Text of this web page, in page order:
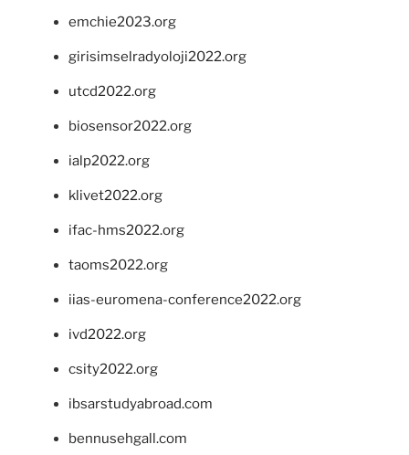
emchie2023.org
girisimselradyoloji2022.org
utcd2022.org
biosensor2022.org
ialp2022.org
klivet2022.org
ifac-hms2022.org
taoms2022.org
iias-euromena-conference2022.org
ivd2022.org
csity2022.org
ibsarstudyabroad.com
bennusehgall.com